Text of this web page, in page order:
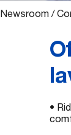
Newsroom /
•